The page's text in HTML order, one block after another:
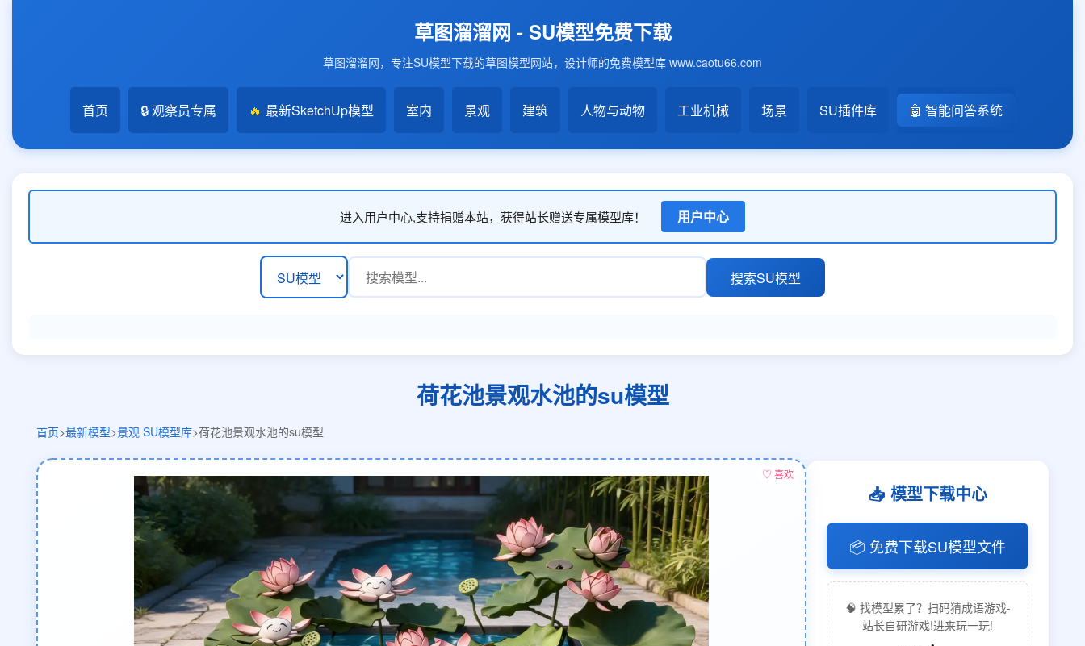
草图溜溜网 - SU模型免费下载
草图溜溜网，专注SU模型下载的草图模型网站，设计师的免费模型库 www.caotu66.com
首页 🔒 观察员专属 🔥 最新SketchUp模型 室内 景观 建筑 人物与动物 工业机械 场景 SU插件库 🤖 智能问答系统
进入用户中心,支持捐赠本站，获得站长赠送专属模型库！ 用户中心
搜索SU模型
荷花池景观水池的su模型
首页>最新模型>景观 SU模型库>荷花池景观水池的su模型
♡ 喜欢
📥 模型下载中心
📦 免费下载SU模型文件
🧠 找模型累了？扫码猜成语游戏-
站长自研游戏!进来玩一玩!